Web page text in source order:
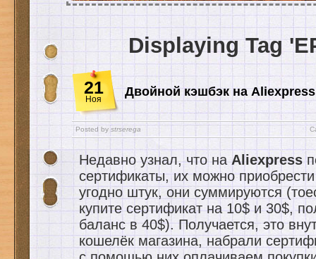
Displaying Tag
21
Ноя
Двойной кэшбэк на
Posted by strserega
Недавно узнал, что наAliexpress
сертификаты, их можно приобрести
угодно штук, они суммируются
купите сертификат на 10$ и 30$,
баланс в 40$). Получается, это
кошелёк магазина, набрали